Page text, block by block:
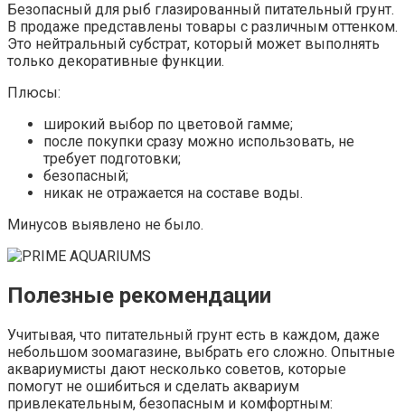
Безопасный для рыб глазированный питательный грунт.
В продаже представлены товары с различным оттенком.
Это нейтральный субстрат, который может выполнять
только декоративные функции.
Плюсы:
широкий выбор по цветовой гамме;
после покупки сразу можно использовать, не
требует подготовки;
безопасный;
никак не отражается на составе воды.
Минусов выявлено не было.
Полезные рекомендации
Учитывая, что питательный грунт есть в каждом, даже
небольшом зоомагазине, выбрать его сложно. Опытные
аквариумисты дают несколько советов, которые
помогут не ошибиться и сделать аквариум
привлекательным, безопасным и комфортным: